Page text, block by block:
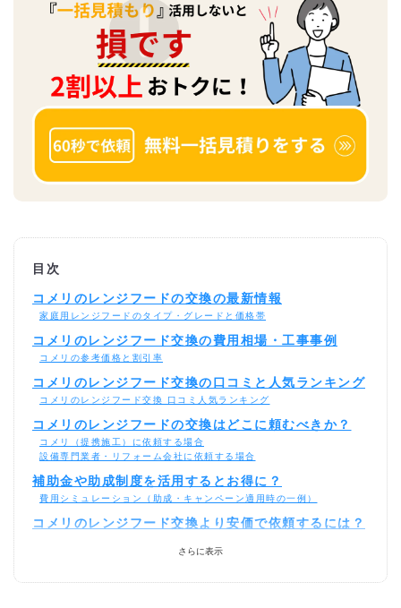
目次
コメリのレンジフードの交換の最新情報
家庭用レンジフードのタイプ・グレードと価格帯
コメリのレンジフード交換の費用相場・工事事例
コメリの参考価格と割引率
コメリのレンジフード交換の口コミと人気ランキング
コメリのレンジフード交換 口コミ人気ランキング
コメリのレンジフードの交換はどこに頼むべきか？
コメリ（提携施工）に依頼する場合
設備専門業者・リフォーム会社に依頼する場合
補助金や助成制度を活用するとお得に？
費用シミュレーション（助成・キャンペーン適用時の一例）
コメリのレンジフード交換より安価で依頼するには？
さらに表示